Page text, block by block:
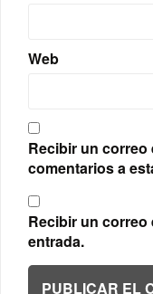
Web
Recibir un
comentarios a
Recibir un
entrada.